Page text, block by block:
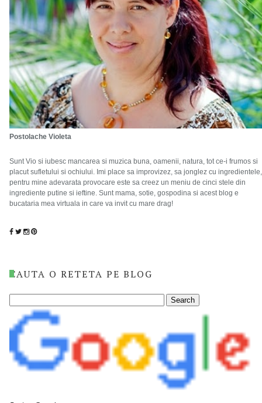
Postolache Violeta
Sunt Vio si iubesc mancarea si muzica buna, oamenii, natura, tot ce-i frumos si
placut sufletului si ochiului. Imi place sa improvizez, sa jonglez cu ingredientele,
pentru mine adevarata provocare este sa creez un meniu de cinci stele din
ingrediente putine si ieftine. Sunt mama, sotie, gospodina si acest blog e
bucataria mea virtuala in care va invit cu mare drag!
CAUTA O RETETA PE BLOG